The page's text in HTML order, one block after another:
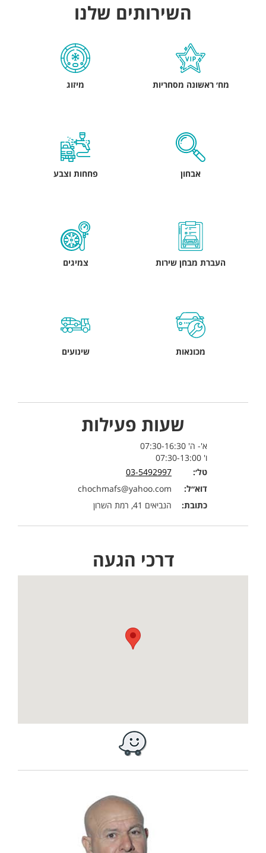
השירותים שלנו
מח׳ ראשונה מסחריות מיזוג
אבחון פחחות וצבע
העברת מבחן שירות צמיגים
מכונאות שינועים
שעות פעילות
א'- ה' 07:30-16:30
ו' 07:30-13:00
טל׳:
03-5492997
דוא״ל:
chochmafs@yahoo.com
כתובת:
הנביאים 41, רמת השרון
דרכי הגעה